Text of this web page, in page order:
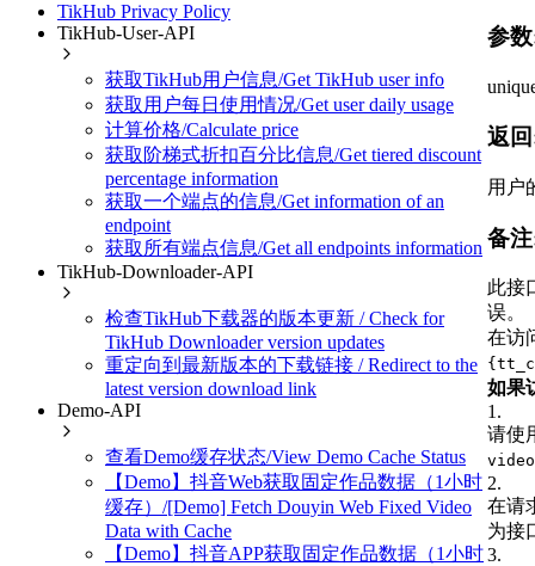
TikHub Privacy Policy
TikHub-User-API
获取TikHub用户信息/Get TikHub user info
获取用户每日使用情况/Get user daily usage
计算价格/Calculate price
获取阶梯式折扣百分比信息/Get tiered discount
percentage information
获取一个端点的信息/Get information of an
endpoint
获取所有端点信息/Get all endpoints information
TikHub-Downloader-API
检查TikHub下载器的版本更新 / Check for
TikHub Downloader version updates
重定向到最新版本的下载链接 / Redirect to the
latest version download link
Demo-API
查看Demo缓存状态/View Demo Cache Status
【Demo】抖音Web获取固定作品数据（1小时
缓存）/[Demo] Fetch Douyin Web Fixed Video
Data with Cache
【Demo】抖音APP获取固定作品数据（1小时
参
返
用户
备
此接
误。
在访
如果
1.
请使
2.
在请
为接
3.